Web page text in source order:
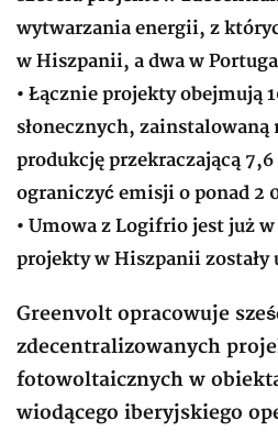
wytwarzania energii, z
w Hiszpanii, a dwa w
• Łącznie projekty obejmują
słonecznych,
produkcję przekraczającą
ograniczyć emisji o ponad 2
• Umowa z Logifrio jest już
projekty w Hiszpanii zostały
Greenvolt opracowuje
zdecentralizowanych
fotowoltaicznych w
wiodącego iberyjskiego